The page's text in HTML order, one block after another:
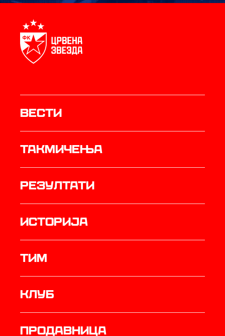
Вести
Такмичења
резултати
историја
ТИМ
Клуб
продавница